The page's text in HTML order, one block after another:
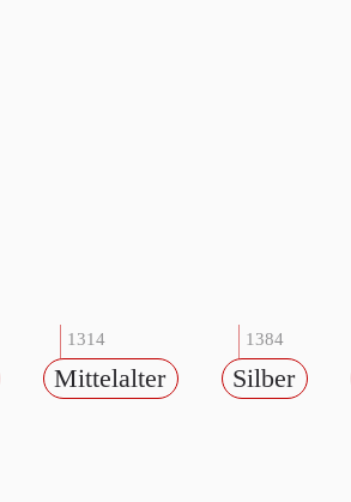
1314
Mittelalter
1384
Silber